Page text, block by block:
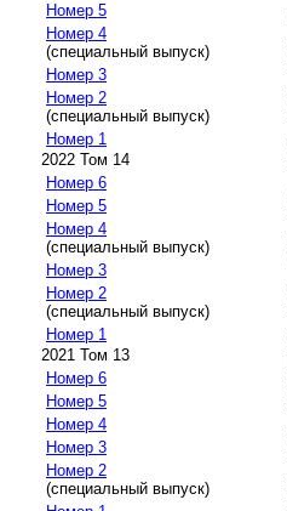
Номер 5
Номер 4
(специальный выпуск)
Номер 3
Номер 2
(специальный выпуск)
Номер 1
2022 Том 14
Номер 6
Номер 5
Номер 4
(специальный выпуск)
Номер 3
Номер 2
(специальный выпуск)
Номер 1
2021 Том 13
Номер 6
Номер 5
Номер 4
Номер 3
Номер 2
(специальный выпуск)